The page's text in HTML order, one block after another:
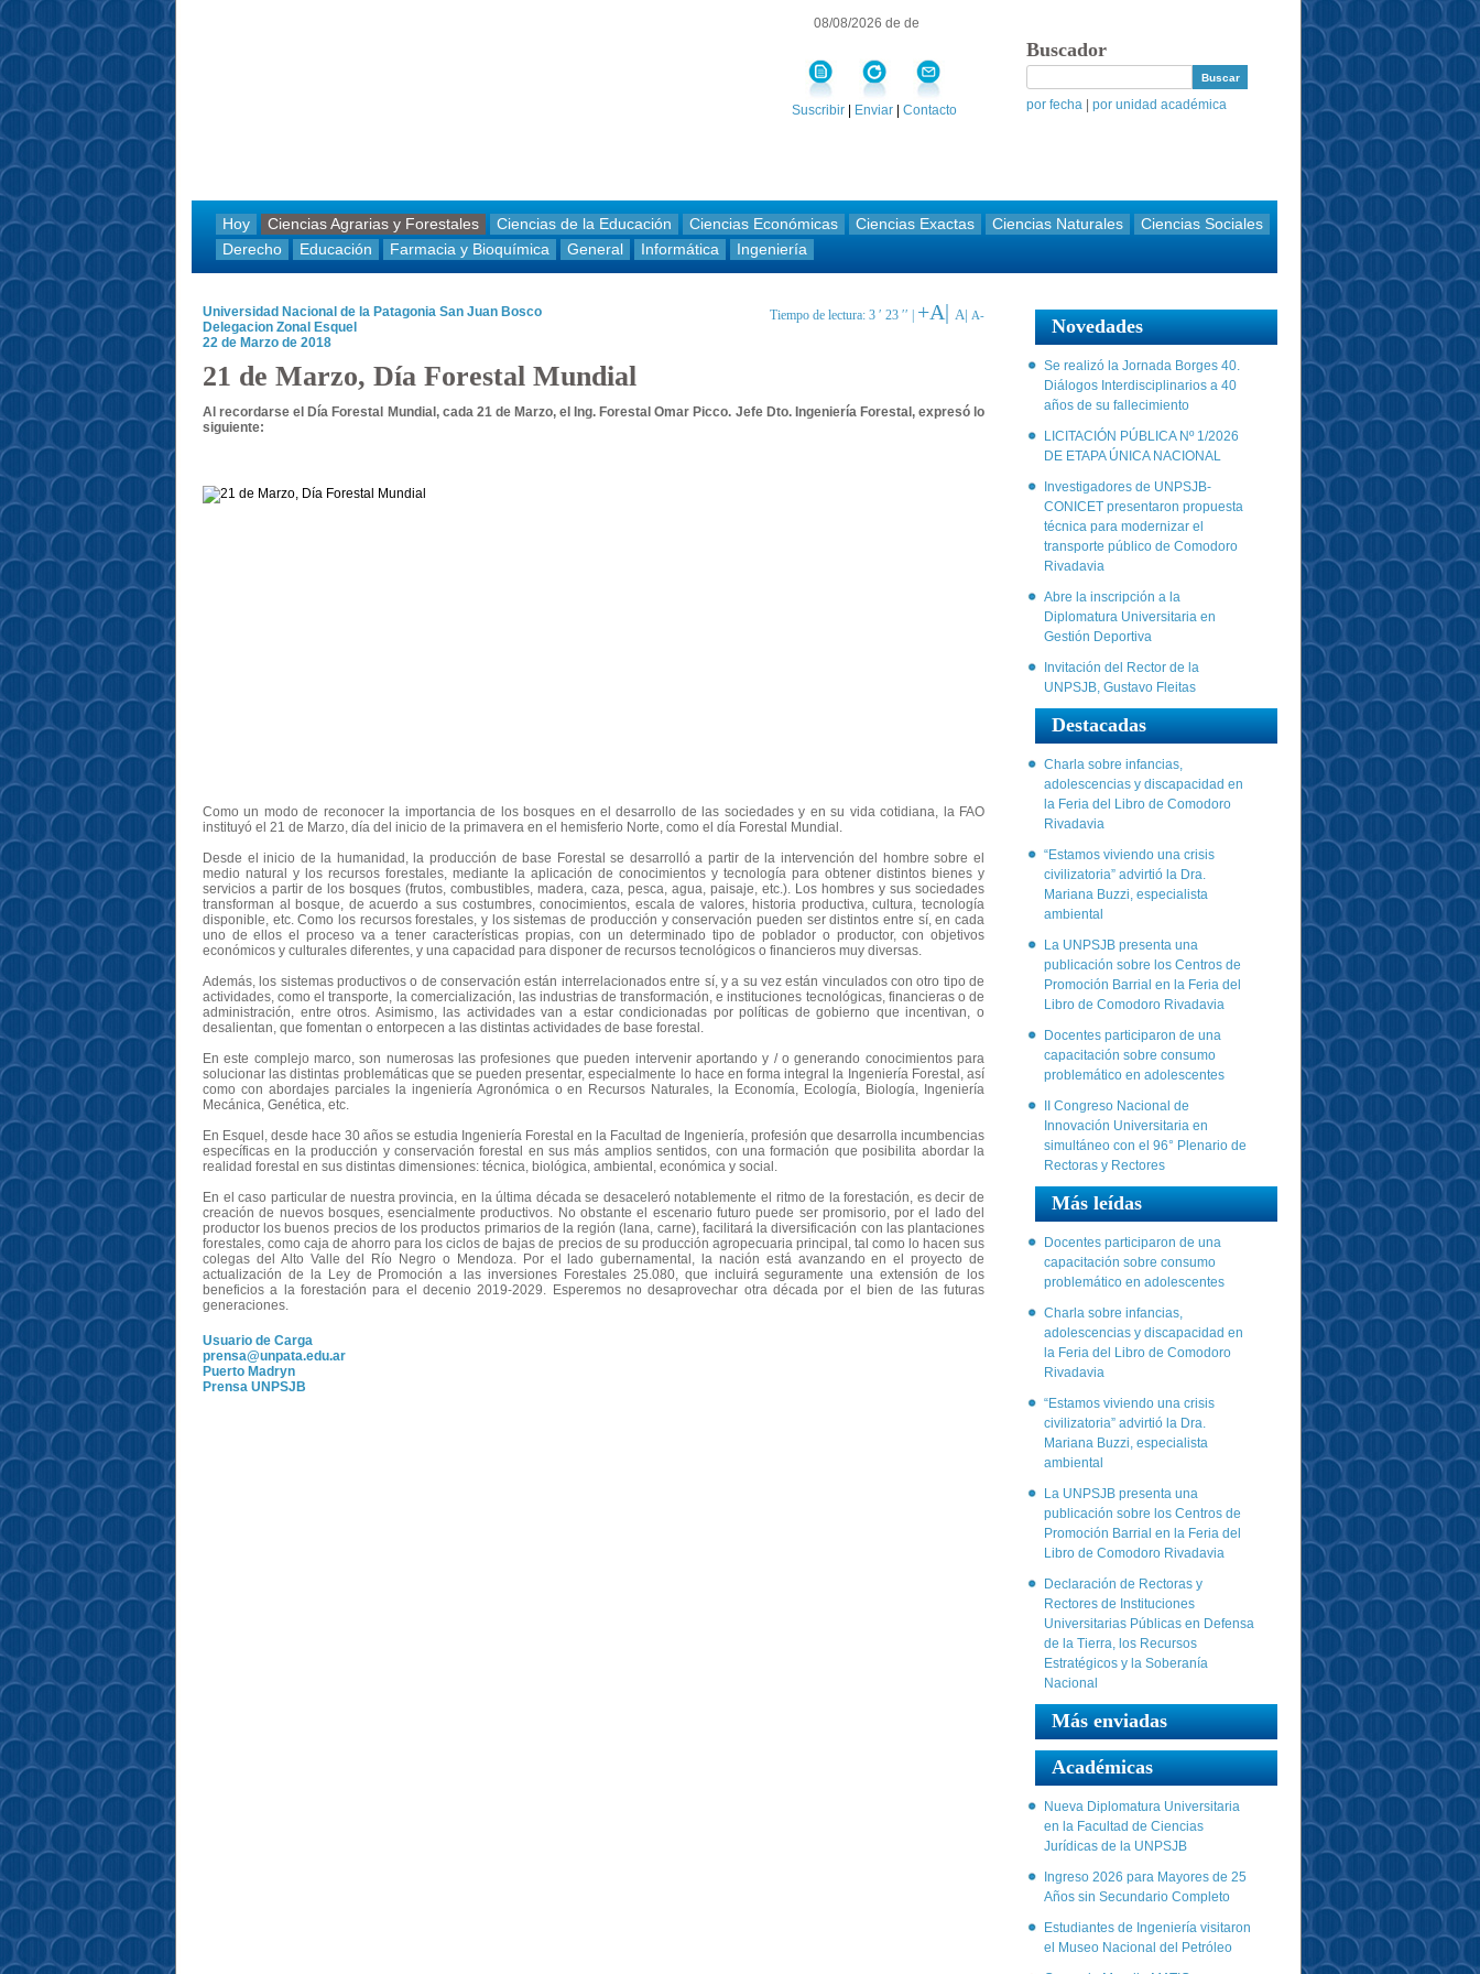
08/08/2026 de de
Suscribir Enviar Contacto
Buscador
por fecha por unidad académica
Hoy Ciencias Agrarias y Forestales Ciencias de la Educación Ciencias Económicas Ciencias Exactas Ciencias Naturales
Ciencias Sociales
Derecho
Educación Farmacia y Bioquímica General Informática Ingeniería
Tiempo de lectura: 3 ′ 23 ′′ | +A| A| A-
Universidad Nacional de la Patagonia San Juan Bosco
Delegacion Zonal Esquel
22 de Marzo de 2018
21 de Marzo, Día Forestal Mundial
Al recordarse el Día Forestal Mundial, cada 21 de Marzo, el Ing. Forestal Omar Picco. Jefe Dto. Ingeniería Forestal, expresó lo
siguiente:
Como un modo de reconocer la importancia de los bosques en el desarrollo de las sociedades y en su vida cotidiana, la FAO
instituyó el 21 de Marzo, día del inicio de la primavera en el hemisferio Norte, como el día Forestal Mundial.
Desde el inicio de la humanidad, la producción de base Forestal se desarrolló a partir de la intervención del hombre sobre el
medio natural y los recursos forestales, mediante la aplicación de conocimientos y tecnología para obtener distintos bienes y
servicios a partir de los bosques (frutos, combustibles, madera, caza, pesca, agua, paisaje, etc.). Los hombres y sus sociedades
transforman al bosque, de acuerdo a sus costumbres, conocimientos, escala de valores, historia productiva, cultura, tecnología
disponible, etc. Como los recursos forestales, y los sistemas de producción y conservación pueden ser distintos entre sí, en cada
uno de ellos el proceso va a tener características propias, con un determinado tipo de poblador o productor, con objetivos
económicos y culturales diferentes, y una capacidad para disponer de recursos tecnológicos o financieros muy diversas.
Además, los sistemas productivos o de conservación están interrelacionados entre sí, y a su vez están vinculados con otro tipo de
actividades, como el transporte, la comercialización, las industrias de transformación, e instituciones tecnológicas, financieras o de
administración, entre otros. Asimismo, las actividades van a estar condicionadas por políticas de gobierno que incentivan, o
desalientan, que fomentan o entorpecen a las distintas actividades de base forestal.
En este complejo marco, son numerosas las profesiones que pueden intervenir aportando y / o generando conocimientos para
solucionar las distintas problemáticas que se pueden presentar, especialmente lo hace en forma integral la Ingeniería Forestal, así
como con abordajes parciales la ingeniería Agronómica o en Recursos Naturales, la Economía, Ecología, Biología, Ingeniería
Mecánica, Genética, etc.
En Esquel, desde hace 30 años se estudia Ingeniería Forestal en la Facultad de Ingeniería, profesión que desarrolla incumbencias
específicas en la producción y conservación forestal en sus más amplios sentidos, con una formación que posibilita abordar la
realidad forestal en sus distintas dimensiones: técnica, biológica, ambiental, económica y social.
En el caso particular de nuestra provincia, en la última década se desaceleró notablemente el ritmo de la forestación, es decir de
creación de nuevos bosques, esencialmente productivos. No obstante el escenario futuro puede ser promisorio, por el lado del
productor los buenos precios de los productos primarios de la región (lana, carne), facilitará la diversificación con las plantaciones
forestales, como caja de ahorro para los ciclos de bajas de precios de su producción agropecuaria principal, tal como lo hacen sus
colegas del Alto Valle del Río Negro o Mendoza. Por el lado gubernamental, la nación está avanzando en el proyecto de
actualización de la Ley de Promoción a las inversiones Forestales 25.080, que incluirá seguramente una extensión de los
beneficios a la forestación para el decenio 2019-2029. Esperemos no desaprovechar otra década por el bien de las futuras
generaciones.
Usuario de Carga
prensa@unpata.edu.ar
Puerto Madryn
Prensa UNPSJB
Novedades
Se realizó la Jornada Borges 40.
Diálogos Interdisciplinarios a 40
años de su fallecimiento
LICITACIÓN PÚBLICA Nº 1/2026
DE ETAPA ÚNICA NACIONAL
Investigadores de UNPSJB-
CONICET presentaron propuesta
técnica para modernizar el
transporte público de Comodoro
Rivadavia
Abre la inscripción a la
Diplomatura Universitaria en
Gestión Deportiva
Invitación del Rector de la
UNPSJB, Gustavo Fleitas
Destacadas
Charla sobre infancias,
adolescencias y discapacidad en
la Feria del Libro de Comodoro
Rivadavia
“Estamos viviendo una crisis
civilizatoria” advirtió la Dra.
Mariana Buzzi, especialista
ambiental
La UNPSJB presenta una
publicación sobre los Centros de
Promoción Barrial en la Feria del
Libro de Comodoro Rivadavia
Docentes participaron de una
capacitación sobre consumo
problemático en adolescentes
II Congreso Nacional de
Innovación Universitaria en
simultáneo con el 96° Plenario de
Rectoras y Rectores
Más leídas
Docentes participaron de una
capacitación sobre consumo
problemático en adolescentes
Charla sobre infancias,
adolescencias y discapacidad en
la Feria del Libro de Comodoro
Rivadavia
“Estamos viviendo una crisis
civilizatoria” advirtió la Dra.
Mariana Buzzi, especialista
ambiental
La UNPSJB presenta una
publicación sobre los Centros de
Promoción Barrial en la Feria del
Libro de Comodoro Rivadavia
Declaración de Rectoras y
Rectores de Instituciones
Universitarias Públicas en Defensa
de la Tierra, los Recursos
Estratégicos y la Soberanía
Nacional
Más enviadas
Académicas
Nueva Diplomatura Universitaria
en la Facultad de Ciencias
Jurídicas de la UNPSJB
Ingreso 2026 para Mayores de 25
Años sin Secundario Completo
Estudiantes de Ingeniería visitaron
el Museo Nacional del Petróleo